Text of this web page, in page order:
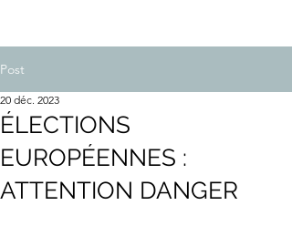
Post
ÉLECTIONS
EUROPÉENNES :
ATTENTION DANGER
20 déc. 2023